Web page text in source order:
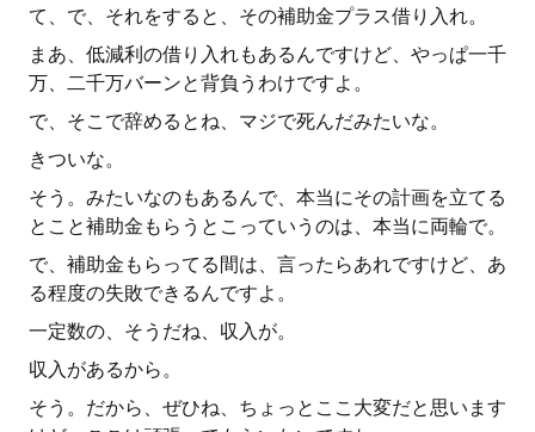
て、で、それをすると、その補助金プラス借り入れ。
まあ、低減利の借り入れもあるんですけど、やっぱ一千
万、二千万バーンと背負うわけですよ。
で、そこで辞めるとね、マジで死んだみたいな。
きついな。
そう。みたいなのもあるんで、本当にその計画を立てる
とこと補助金もらうとこっていうのは、本当に両輪で。
で、補助金もらってる間は、言ったらあれですけど、あ
る程度の失敗できるんですよ。
一定数の、そうだね、収入が。
収入があるから。
そう。だから、ぜひね、ちょっとここ大変だと思います